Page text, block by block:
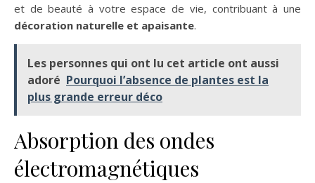
et de beauté à votre espace de vie, contribuant à une
décoration naturelle et apaisante.
Les personnes qui ont lu cet article ont aussi
adoré Pourquoi l’absence de plantes est la
plus grande erreur déco
Absorption des ondes
électromagnétiques